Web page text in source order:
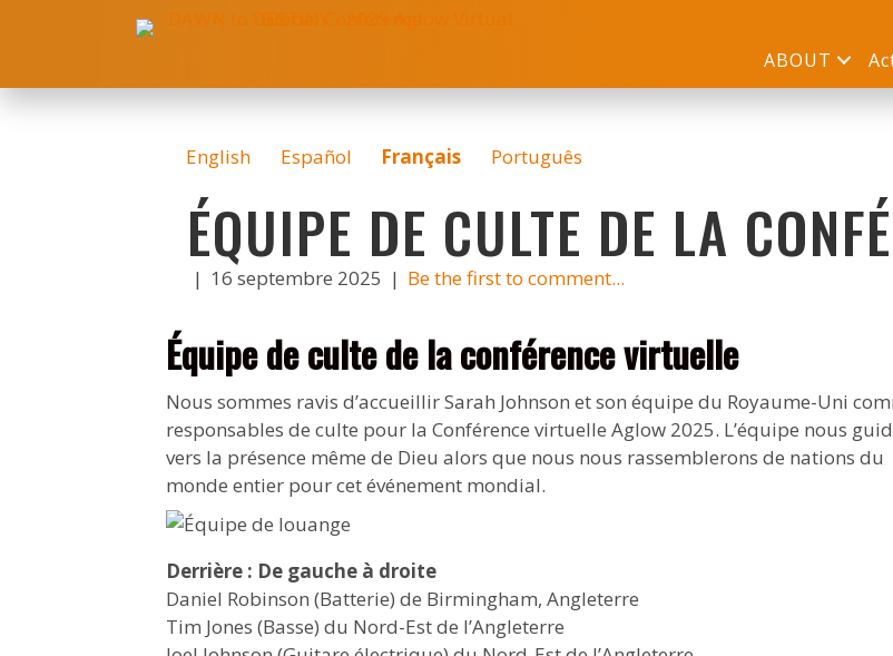
ABOUT
English Español Français Português
ÉQUIPE DE CULTE DE LA
| 16 septembre 2025 | Be the first to comment...
Équipe de culte de la conférence virtuelle
Nous sommes ravis d’accueillir Sarah Johnson et son équipe du Royaume-Uni
responsables de culte pour la Conférence virtuelle Aglow 2025. L’équipe nous
vers la présence même de Dieu alors que nous nous rassemblerons de nations du
monde entier pour cet événement mondial.
Derrière : De gauche à droite
Daniel Robinson (Batterie) de Birmingham, Angleterre
Tim Jones (Basse) du Nord-Est de l’Angleterre